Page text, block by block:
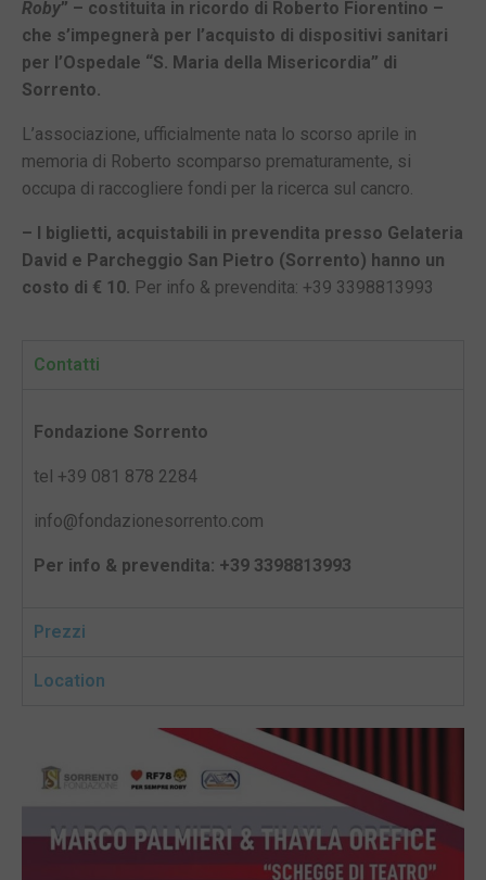
Roby” – costituita in ricordo di Roberto Fiorentino –
che s’impegnerà per l’acquisto di dispositivi sanitari
per l’Ospedale “S. Maria della Misericordia” di
Sorrento.
L’associazione, ufficialmente nata lo scorso aprile in
memoria di Roberto scomparso prematuramente, si
occupa di raccogliere fondi per la ricerca sul cancro.
– I biglietti, acquistabili in prevendita presso Gelateria
David e Parcheggio San Pietro (Sorrento) hanno un
costo di € 10. Per info & prevendita: +39 3398813993
Contatti
Fondazione Sorrento
tel +39 081 878 2284
info@fondazionesorrento.com
Per info & prevendita: +39 3398813993
Prezzi
Location